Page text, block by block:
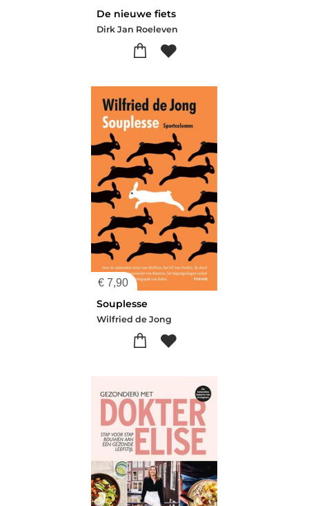
De nieuwe fiets
Dirk Jan Roeleven
€ 7,90
Souplesse
Wilfried de Jong